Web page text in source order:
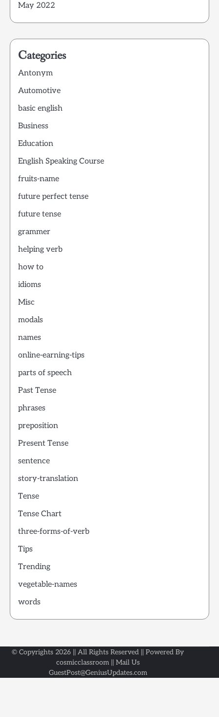
May 2022
Categories
Antonym
Automotive
basic english
Business
Education
English Speaking Course
fruits-name
future perfect tense
future tense
grammer
helping verb
how to
idioms
Misc
modals
names
online-earning-tips
parts of speech
Past Tense
phrases
preposition
Present Tense
sentence
story-translation
Tense
Tense Chart
three-forms-of-verb
Tips
Trending
vegetable-names
words
© Copyrights 2026 || All Rights Reserved || Powered By
cosmicclassroom || Mail Us
GuestPost@GeniusUpdates.com